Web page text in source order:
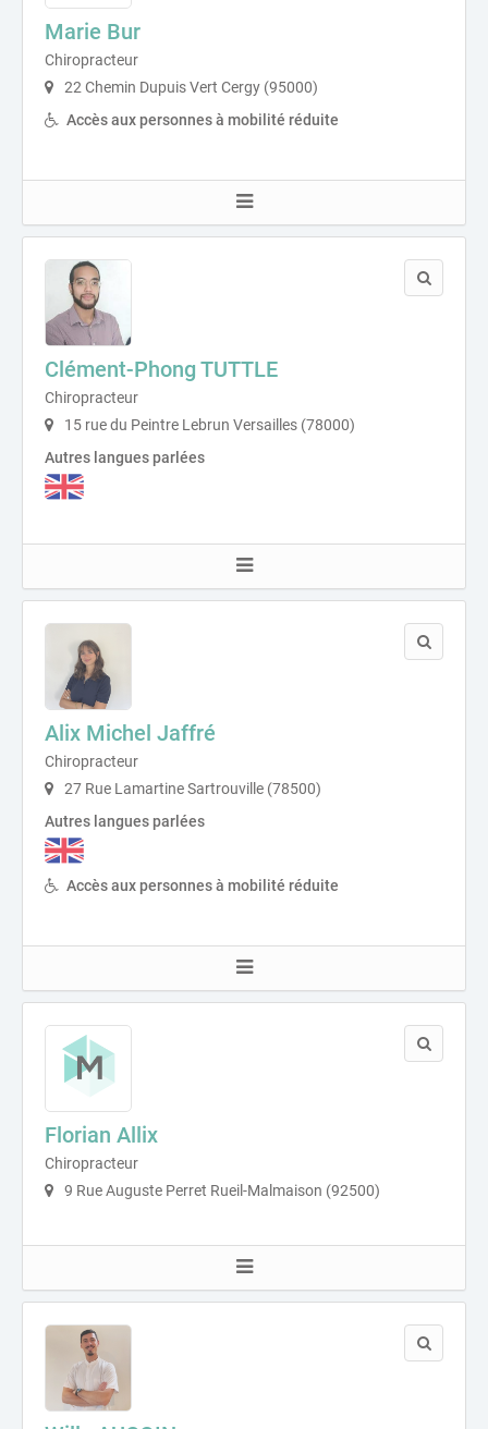
Marie Bur
Chiropracteur
22 Chemin Dupuis Vert Cergy (95000)
Accès aux personnes à mobilité réduite
Clément-Phong TUTTLE
Chiropracteur
15 rue du Peintre Lebrun Versailles (78000)
Autres langues parlées
Alix Michel Jaffré
Chiropracteur
27 Rue Lamartine Sartrouville (78500)
Autres langues parlées
Accès aux personnes à mobilité réduite
Florian Allix
Chiropracteur
9 Rue Auguste Perret Rueil-Malmaison (92500)